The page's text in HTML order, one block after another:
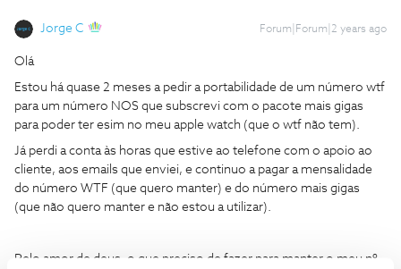
Jorge C Forum|Forum|2 years ago
Olá
Estou há quase 2 meses a pedir a portabilidade de um número wtf
para um número NOS que subscrevi com o pacote mais gigas
para poder ter esim no meu apple watch (que o wtf não tem).
Já perdi a conta às horas que estive ao telefone com o apoio ao
cliente, aos emails que enviei, e continuo a pagar a mensalidade
do número WTF (que quero manter) e do número mais gigas
(que não quero manter e não estou a utilizar).
Pelo amor de deus, o que preciso de fazer para manter o meu nº